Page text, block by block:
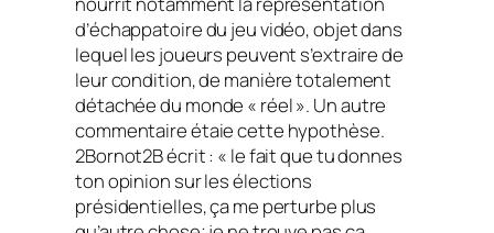
d’échappatoire du jeu vidéo, objet dans
lequel les joueurs peuvent s’extraire de
leur condition, de manière totalement
détachée du monde « réel ». Un autre
commentaire étaie cette hypothèse.
2Bornot2B écrit : « le fait que tu donnes
ton opinion sur les élections
présidentielles, ça me perturbe plus